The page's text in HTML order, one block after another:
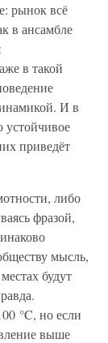
рынок всё
в ансамбле
в такой
И в
устойчивое
приведёт
либо
фразой,
мысль,
будут
°C, но если
выше